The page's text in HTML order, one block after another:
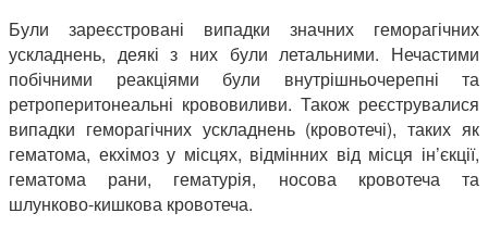
Були зареєстровані випадки значних геморагічних
ускладнень, деякі з них були летальними. Нечастими
побічними реакціями були внутрішньочерепні та
ретроперитонеальні крововиливи. Також реєструвалися
випадки геморагічних ускладнень (кровотечі), таких як
гематома, екхімоз у місцях, відмінних від місця ін’єкції,
гематома рани, гематурія, носова кровотеча та
шлунково-кишкова кровотеча.